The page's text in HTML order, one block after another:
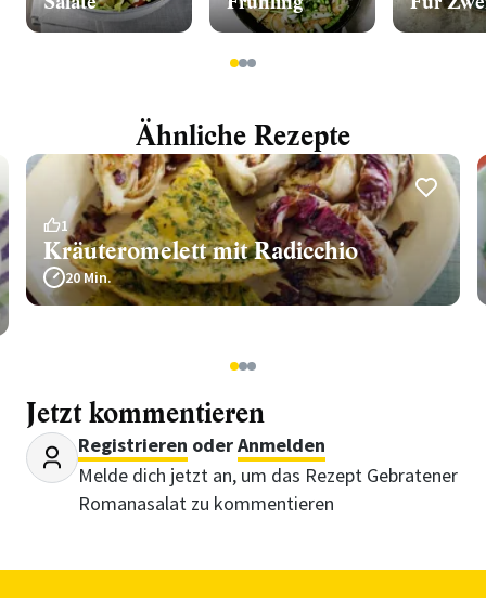
123
Ähnliche Rezepte
1
Kräuteromelett mit Radicchio
20 Min.
123
Jetzt kommentieren
Registrieren oderAnmelden
Melde dich jetzt an, um das Rezept Gebratener
Romanasalat zu kommentieren